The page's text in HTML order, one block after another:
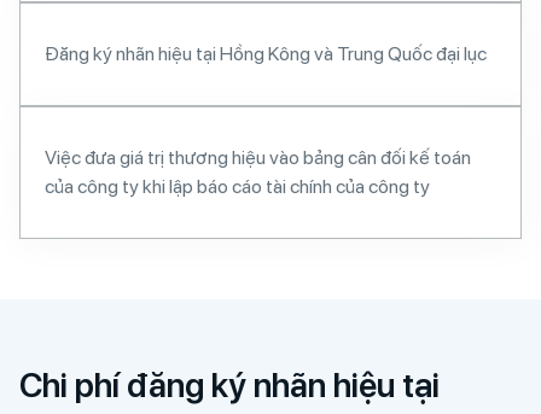
Đăng ký nhãn hiệu tại Hồng Kông và Trung Quốc đại lục
Việc đưa giá trị thương hiệu vào bảng cân đối kế toán
của công ty khi lập báo cáo tài chính của công ty
Chi phí đăng ký nhãn hiệu tại